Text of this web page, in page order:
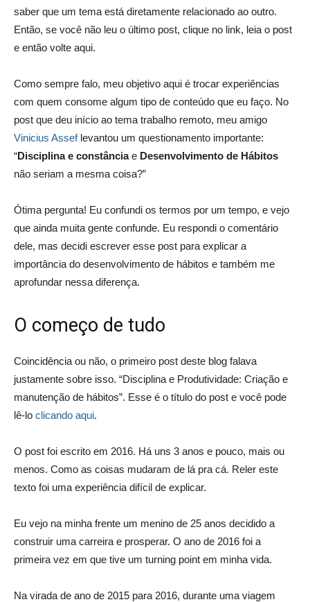
saber que um tema está diretamente relacionado ao outro.
Então, se você não leu o último post, clique no link, leia o post
e então volte aqui.
Como sempre falo, meu objetivo aqui é trocar experiências
com quem consome algum tipo de conteúdo que eu faço. No
post que deu início ao tema trabalho remoto, meu amigo
Vinicius Asseflevantou um questionamento importante:
“Disciplina e constânciae Desenvolvimento de Hábitos
não seriam a mesma coisa?”
Ótima pergunta! Eu confundi os termos por um tempo, e vejo
que ainda muita gente confunde. Eu respondi o comentário
dele, mas decidi escrever esse post para explicar a
importância do desenvolvimento de hábitos e também me
aprofundar nessa diferença.
O começo de tudo
Coincidência ou não, o primeiro post deste blog falava
justamente sobre isso. “Disciplina e Produtividade: Criação e
manutenção de hábitos”. Esse é o título do post e você pode
lê-lo clicando aqui.
O post foi escrito em 2016. Há uns 3 anos e pouco, mais ou
menos. Como as coisas mudaram de lá pra cá. Reler este
texto foi uma experiência difícil de explicar.
Eu vejo na minha frente um menino de 25 anos decidido a
construir uma carreira e prosperar. O ano de 2016 foi a
primeira vez em que tive um turning point em minha vida.
Na virada de ano de 2015 para 2016, durante uma viagem